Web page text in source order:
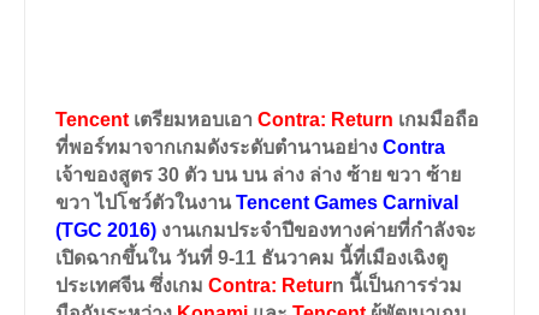
Tencent เตรียมหอบเอา Contra: Return เกมมือถือ
ที่พอร์ทมาจากเกมดังระดับตำนานอย่าง Contra
เจ้าของสูตร 30 ตัว บน บน ล่าง ล่าง ซ้าย ขวา ซ้าย
ขวา ไปโชว์ตัวในงานTencent Games Carnival
(TGC 2016) งานเกมประจำปีของทางค่ายที่กำลังจะ
เปิดฉากขึ้นใน วันที่ 9-11 ธันวาคม นี้ที่เมืองเฉิงตู
ประเทศจีน ซึ่งเกม Contra: Return นี้เป็นการร่วม